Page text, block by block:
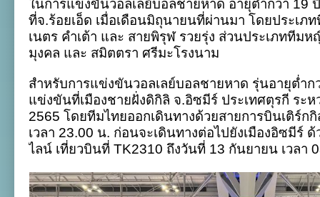
แชมป์
โลก
ในการแข่งขันวอลเลย์บอลชายหาด อายุต่ำกว่า 19
ที่จ.ร้อยเอ็ด เมื่อเดือนมิถุนายนที่ผ่านมา โดยประเภ
เนตร คำเต้า และ สายพิรุฬ รวยรุ่ง ส่วนประเภททีมห
มุงคล และ สมิตตรา ศรีมะโรงนาม
สำหรับการแข่งขันวอลเลย์บอลชายหาด รุ่นอายุต่ำ
แข่งขันที่เมืองชายฝั่งดิกิลิ จ.อิซมีร์ ประเทศตุรกี ระ
2565 โดยทีมไทยออกเดินทางด้วยสายการบินเติร์ก
เวลา 23.00 น. ก่อนจะเดินทางต่อไปยังเมืองอิซมีร์
ไลน์ เที่ยวบินที่ TK2310 ถึงวันที่ 13 กันยายน เวลา